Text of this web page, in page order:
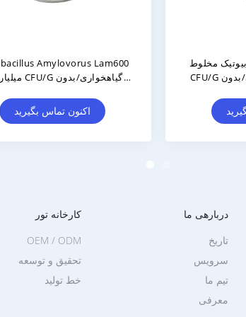
لوکتوباسیلوس برویس LBr05 200
میلیارد واحد تشکیل دهنده کلنی در
بدون لبنیات
اکنون تماس بگیرید
خصوصی /
دربارهی ما
معرفی
تاریخ
سرویس
تیم ما
کارخانه تور
خط تولید
OEM / ODM
تحقیق و توسعه